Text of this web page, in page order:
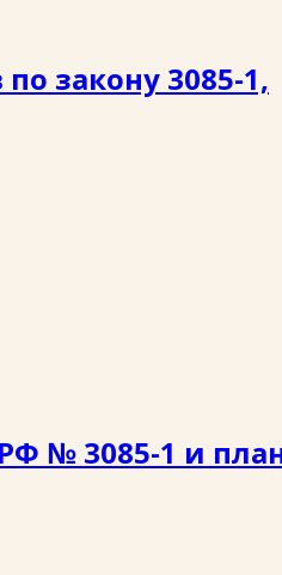
закону 3085-1,
№ 3085-1 и